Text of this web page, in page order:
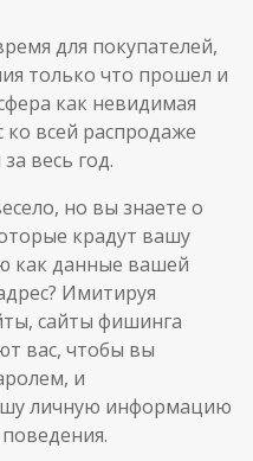
для покупателей,
только что прошел и
как невидимая
ко всей распродаже
весь год.
но вы знаете о
крадут вашу
как данные вашей
Имитируя
сайты фишинга
вас, чтобы вы
и
личную информацию